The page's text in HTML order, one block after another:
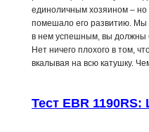
единоличным хозяином – но
помешало его развитию. Мы
в нем успешным, вы должны
Нет ничего плохого в том,
вкалывая на всю катушку.
Тест EBR